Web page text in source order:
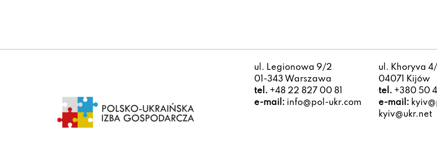
ul. Legionowa 9/2
01-343 Warszawa
tel. +48 22 827 00 81
e-mail: info@pol-ukr.com
ul. Khoryva
04071 Kijów
tel. +380 50
e-mail:
kyiv@ukr.net